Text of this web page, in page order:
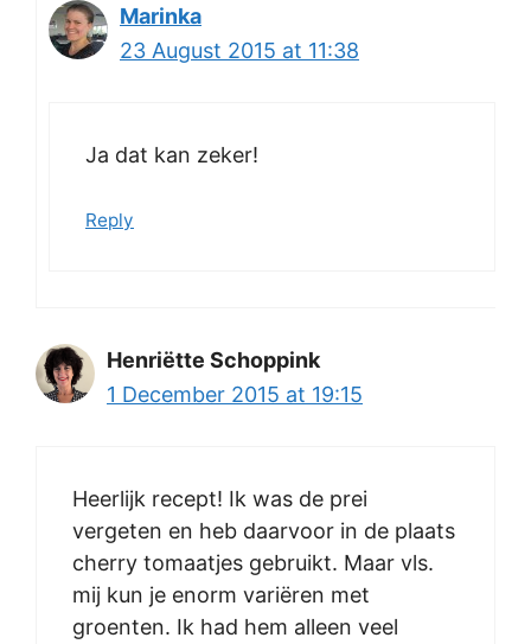
Marinka
23 August 2015 at 11:38
Ja dat kan zeker!
Reply
Henriëtte Schoppink
1 December 2015 at 19:15
Heerlijk recept! Ik was de prei
vergeten en heb daarvoor in de plaats
cherry tomaatjes gebruikt. Maar vls.
mij kun je enorm variëren met
groenten. Ik had hem alleen veel